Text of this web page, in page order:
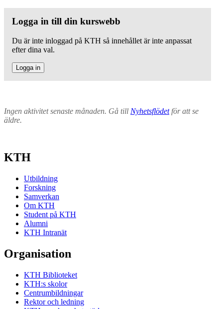
Logga in till din kurswebb
Du är inte inloggad på KTH så innehållet är inte anpassat
efter dina val.
Logga in
Ingen aktivitet senaste månaden. Gå till Nyhetsflödetför att se
äldre.
KTH
Utbildning
Forskning
Samverkan
Om KTH
Student på KTH
Alumni
KTH Intranät
Organisation
KTH Biblioteket
KTH:s skolor
Centrumbildningar
Rektor och ledning